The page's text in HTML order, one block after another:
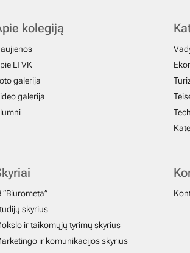
kolegiją
LTVK
galerija
galerija
“Biurometa”
skyrius
ir taikomųjų tyrimų skyrius
ir komunikacijos skyrius